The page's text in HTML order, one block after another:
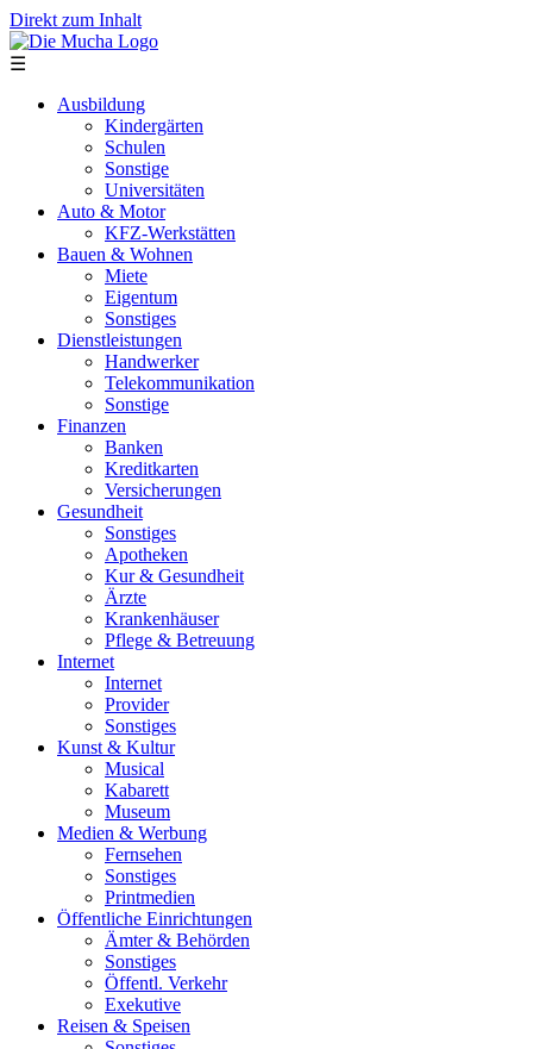
Direkt zum Inhalt
☰
Ausbildung
Kindergärten
Schulen
Sonstige
Universitäten
Auto & Motor
KFZ-Werkstätten
Bauen & Wohnen
Miete
Eigentum
Sonstiges
Dienstleistungen
Handwerker
Telekommunikation
Sonstige
Finanzen
Banken
Kreditkarten
Versicherungen
Gesundheit
Sonstiges
Apotheken
Kur & Gesundheit
Ärzte
Krankenhäuser
Pflege & Betreuung
Internet
Internet
Provider
Sonstiges
Kunst & Kultur
Musical
Kabarett
Museum
Medien & Werbung
Fernsehen
Sonstiges
Printmedien
Öffentliche Einrichtungen
Ämter & Behörden
Sonstiges
Öffentl. Verkehr
Exekutive
Reisen & Speisen